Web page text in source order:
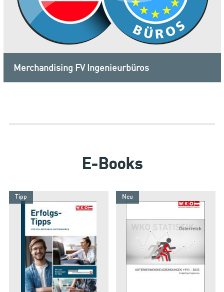
Merchandising FV Ingenieurbüros
E-Books
Tipp Neu